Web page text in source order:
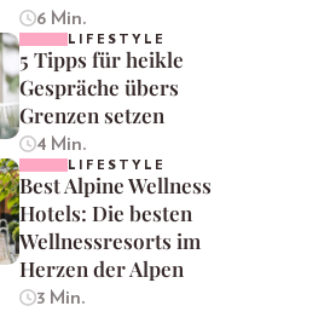
6 Min.
LIFESTYLE
5 Tipps für heikle
Gespräche übers
Grenzen setzen
4 Min.
LIFESTYLE
Best Alpine Wellness
Hotels: Die besten
Wellnessresorts im
Herzen der Alpen
3 Min.